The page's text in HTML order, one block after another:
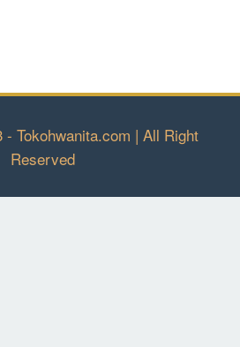
Tokohwanita.com | All Right
Reserved